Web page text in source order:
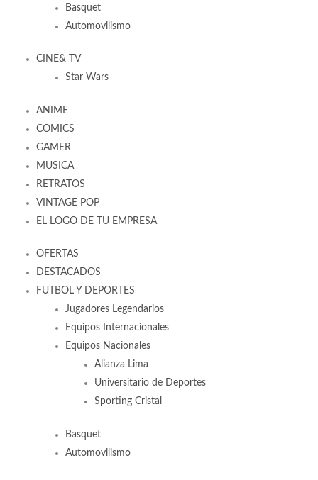
Basquet
Automovilismo
CINE& TV
Star Wars
ANIME
COMICS
GAMER
MUSICA
RETRATOS
VINTAGE POP
EL LOGO DE TU EMPRESA
OFERTAS
DESTACADOS
FUTBOL Y DEPORTES
Jugadores Legendarios
Equipos Internacionales
Equipos Nacionales
Alianza Lima
Universitario de Deportes
Sporting Cristal
Basquet
Automovilismo